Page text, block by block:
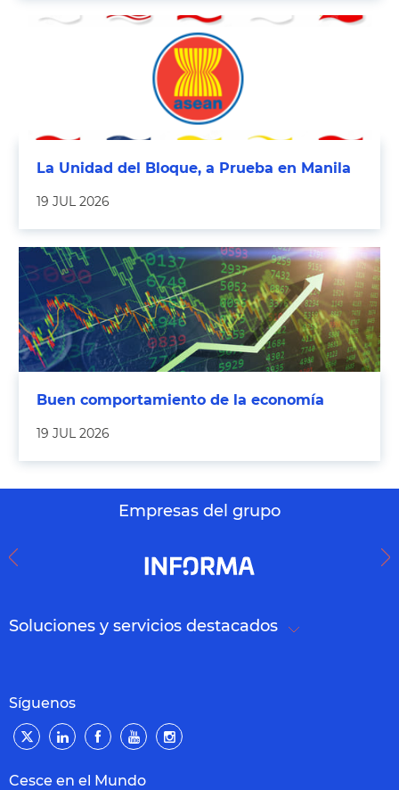
La Unidad del Bloque, a Prueba en Manila
19 JUL 2026
Buen comportamiento de la economía
19 JUL 2026
Empresas del grupo
Soluciones y servicios destacados
Síguenos
Cesce en el Mundo